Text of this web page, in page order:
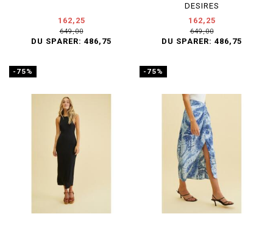
162,25
649,00
DU SPARER: 486,75
DESIRES
162,25
649,00
DU SPARER: 486,75
-75% -75%